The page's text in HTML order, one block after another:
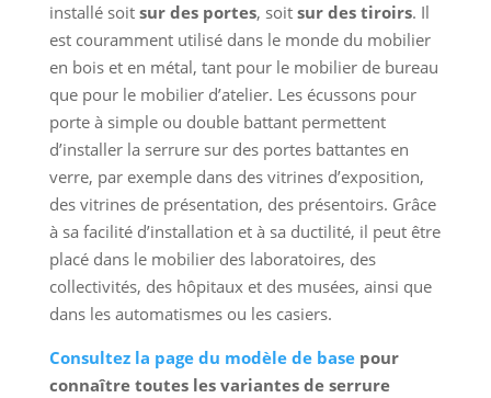
installé soit sur des portes, soit sur des tiroirs. Il
est couramment utilisé dans le monde du mobilier
en bois et en métal, tant pour le mobilier de bureau
que pour le mobilier d’atelier. Les écussons pour
porte à simple ou double battant permettent
d’installer la serrure sur des portes battantes en
verre, par exemple dans des vitrines d’exposition,
des vitrines de présentation, des présentoirs. Grâce
à sa facilité d’installation et à sa ductilité, il peut être
placé dans le mobilier des laboratoires, des
collectivités, des hôpitaux et des musées, ainsi que
dans les automatismes ou les casiers.
Consultez la page du modèle de basepour
connaître toutes les variantes de serrure